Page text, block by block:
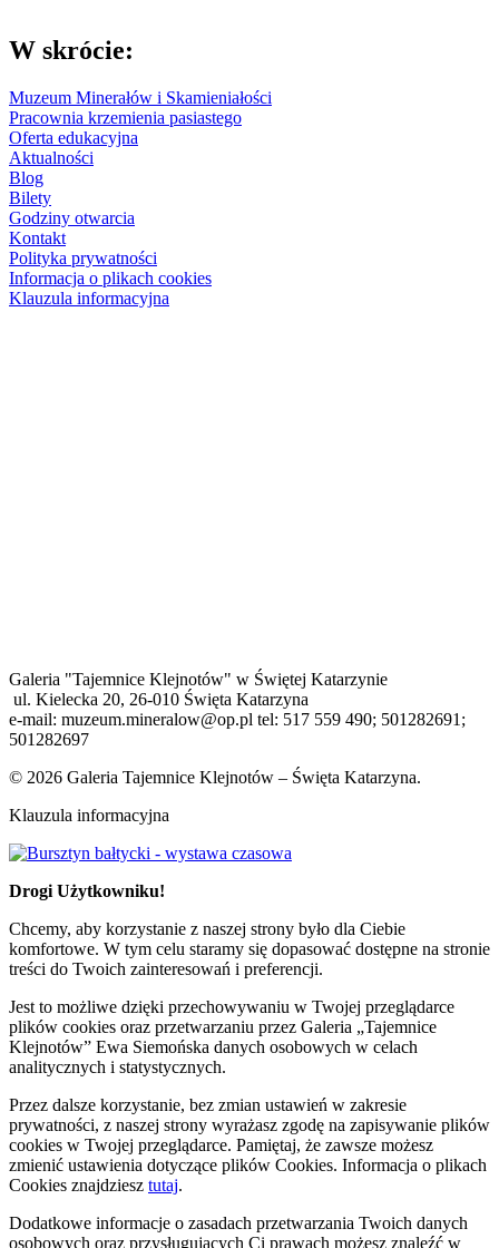
W skrócie:
Muzeum Minerałów i Skamieniałości
Pracownia krzemienia pasiastego
Oferta edukacyjna
Aktualności
Blog
Bilety
Godziny otwarcia
Kontakt
Polityka prywatności
Informacja o plikach cookies
Klauzula informacyjna
Galeria "Tajemnice Klejnotów" w Świętej Katarzynie
ul. Kielecka 20, 26-010 Święta Katarzyna
e-mail: muzeum.mineralow@op.pl tel: 517 559 490; 501282691;
501282697
© 2026 Galeria Tajemnice Klejnotów – Święta Katarzyna.
Klauzula informacyjna
Drogi Użytkowniku!
Chcemy, aby korzystanie z naszej strony było dla Ciebie
komfortowe. W tym celu staramy się dopasować dostępne na stronie
treści do Twoich zainteresowań i preferencji.
Jest to możliwe dzięki przechowywaniu w Twojej przeglądarce
plików cookies oraz przetwarzaniu przez Galeria „Tajemnice
Klejnotów” Ewa Siemońska danych osobowych w celach
analitycznych i statystycznych.
Przez dalsze korzystanie, bez zmian ustawień w zakresie
prywatności, z naszej strony wyrażasz zgodę na zapisywanie plików
cookies w Twojej przeglądarce. Pamiętaj, że zawsze możesz
zmienić ustawienia dotyczące plików Cookies. Informacja o plikach
Cookies znajdziesz tutaj.
Dodatkowe informacje o zasadach przetwarzania Twoich danych
osobowych oraz przysługujących Ci prawach możesz znaleźć w